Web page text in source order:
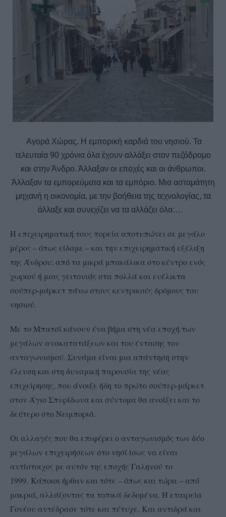
Αγορά Χώρας. Η εμπορική καρδιά του νησιού. Τα
τελευταία 90 χρόνια όλα έχουν αλλάξει στον πεζόδρομο
και στην Άνδρο. Άλλαξαν οι εποχές και οι άνθρωποι.
Άλλαξαν τα εμπορεύματα και τα εμπόριο. Μια ασταμάτητη
μηχανή η οικονομία, με την βοήθεια της τεχνολογίας, τα
άλλαξε και συνεχίζει να τα αλλάζει όλα….
Η επιχειρηματική τους πορεία αποτυπώνει σε μεγάλο
μέρος – όπως είδαμε – και την επιχειρηματική εξέλιξη
της Άνδρου: από τα μικρά μπακάλικα στο κέντρο ενός
χωριού ή μιας γειτονιάς στα πολλά και ευέλικτα
σούπερ-μάρκετ πάνω στους κεντρικούς δρόμους του
νησιού.
Με το Μπατσί κάνουν ένα βήμα στη νέα εποχή των
μεγάλων ανακατατάξεων και του έντασης του
ανταγωνισμού. Συνάμα είναι μια απάντηση στην
έλευση και στη δυναμική παρουσία της νέας
επιχείρησης, που άνοιξε ήδη το πρώτο σούπερ-μάρκετ
στον Άγιο Σπυρίδωνα και σύντομα θα ανοίξει και το
δεύτερο στο Νειμποριό.
Οι αλλαγές που θα επιφέρει ο ανταγωνισμός των δύο
μεγάλων επιχειρήσεων στο νησί ίσως να είναι
αντίστοιχος με αυτόν της εποχής Γαληνού το
1999. Κάποιοι ήρθαν και τότε – όπως και τώρα – από
μακριά, αλλάζοντας τα τοπικά δεδομένα. Η εταιρεία
Γονέου αντέδρασε τότε και πέτυχε. Και αντιδρά και